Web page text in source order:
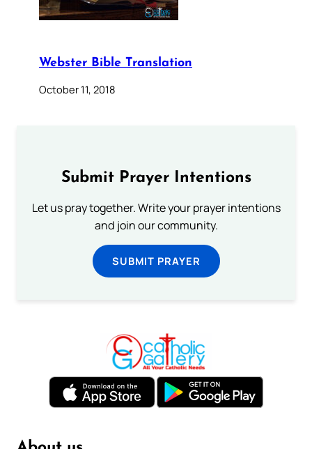
Webster Bible Translation
October 11, 2018
Submit Prayer Intentions
Let us pray together. Write your prayer intentions
and join our community.
SUBMIT PRAYER